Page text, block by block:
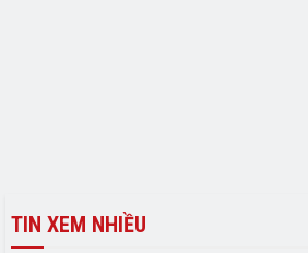
TIN XEM NHIỀU